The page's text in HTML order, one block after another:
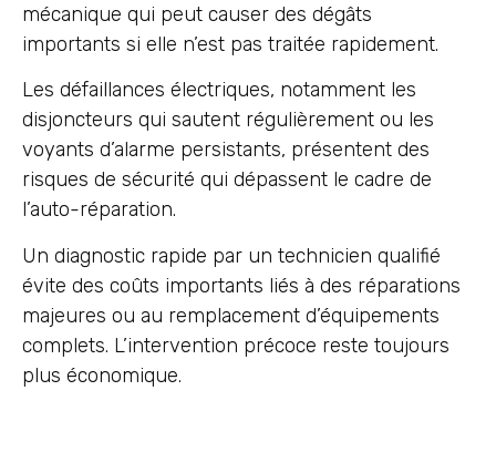
mécanique qui peut causer des dégâts
importants si elle n’est pas traitée rapidement.
Les défaillances électriques, notamment les
disjoncteurs qui sautent régulièrement ou les
voyants d’alarme persistants, présentent des
risques de sécurité qui dépassent le cadre de
l’auto-réparation.
Un diagnostic rapide par un technicien qualifié
évite des coûts importants liés à des réparations
majeures ou au remplacement d’équipements
complets. L’intervention précoce reste toujours
plus économique.